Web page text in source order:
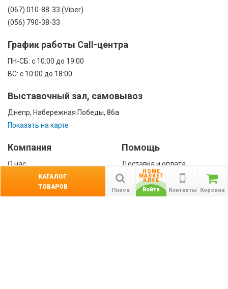
(067) 010-88-33 (Viber)
(056) 790-38-33
График работы Call-центра
ПН-CБ: с 10:00 до 19:00
ВС: с 10:00 до 18:00
Выставочный зал, самовывоз
Днепр, Набережная Победы, 86а
Показать на карте
Компания
О нас
Контакты
Сотрудничество
Помощь
Доставка и оплата
Гарантии
Корзина
Контакты
HOME
MARKET
КЛУБ
Войти
Поиск
КАТАЛОГ
ТОВАРОВ